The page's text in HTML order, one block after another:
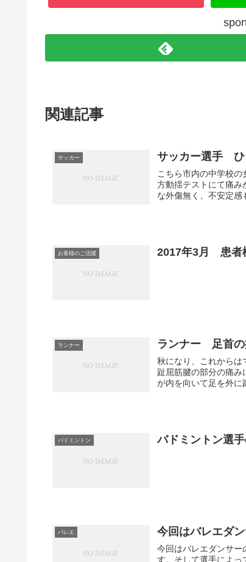
関連記事
サッカー サッカー選手 ひ
こちら市内の中学校
方動揺テストにて痛み
な外傷無く、不安定
お客様のご活躍 2017年3月 患者
ランナー ランナー 足首の
秋になり、これから
趾屈筋腱の部分の痛
が内を向いて足を外に
バドミントン バドミントン選
バレエ 今回はバレエダ
今回はバレエダンサー
す。そして選手によ